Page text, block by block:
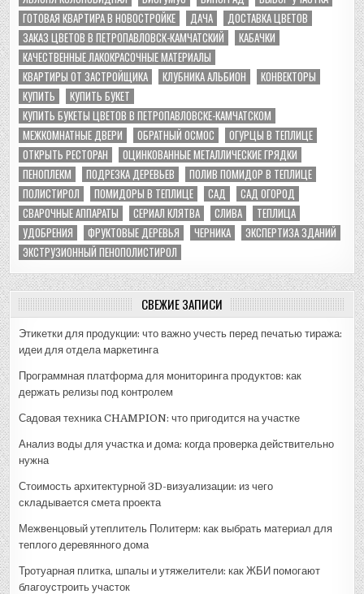
ГОТОВАЯ КВАРТИРА В НОВОСТРОЙКЕ
ДАЧА
ДОСТАВКА ЦВЕТОВ
ЗАКАЗ ЦВЕТОВ В ПЕТРОПАВЛОВСК-КАМЧАТСКИЙ
КАБАЧКИ
КАЧЕСТВЕННЫЕ ЛАКОКРАСОЧНЫЕ МАТЕРИАЛЫ
КВАРТИРЫ ОТ ЗАСТРОЙЩИКА
КЛУБНИКА АЛЬБИОН
КОНВЕКТОРЫ
КУПИТЬ
КУПИТЬ БУКЕТ
КУПИТЬ БУКЕТЫ ЦВЕТОВ В ПЕТРОПАВЛОВСКЕ-КАМЧАТСКОМ
МЕЖКОМНАТНЫЕ ДВЕРИ
ОБРАТНЫЙ ОСМОС
ОГУРЦЫ В ТЕПЛИЦЕ
ОТКРЫТЬ РЕСТОРАН
ОЦИНКОВАННЫЕ МЕТАЛЛИЧЕСКИЕ ГРЯДКИ
ПЕНОПЛЕКМ
ПОДРЕЗКА ДЕРЕВЬЕВ
ПОЛИВ ПОМИДОР В ТЕПЛИЦЕ
ПОЛИСТИРОЛ
ПОМИДОРЫ В ТЕПЛИЦЕ САД
САД ОГОРОД
СВАРОЧНЫЕ АППАРАТЫ
СЕРИАЛ КЛЯТВА СЛИВА
ТЕПЛИЦА
УДОБРЕНИЯ
ФРУКТОВЫЕ ДЕРЕВЬЯ ЧЕРНИКА
ЭКСПЕРТИЗА ЗДАНИЙ
ЭКСТРУЗИОННЫЙ ПЕНОПОЛИСТИРОЛ
СВЕЖИЕ ЗАПИСИ
Этикетки для продукции: что важно учесть перед печатью тиража:
идеи для отдела маркетинга
Программная платформа для мониторинга продуктов: как
держать релизы под контролем
Садовая техника CHAMPION: что пригодится на участке
Анализ воды для участка и дома: когда проверка действительно
нужна
Стоимость архитектурной 3D-визуализации: из чего
складывается смета проекта
Межвенцовый утеплитель Политерм: как выбрать материал для
теплого деревянного дома
Тротуарная плитка, шпалы и утяжелители: как ЖБИ помогают
благоустроить участок